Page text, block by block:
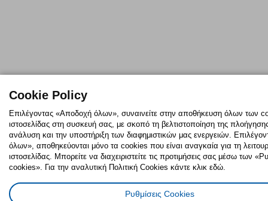
Cookie Policy
Επιλέγοντας «Αποδοχή όλων», συναινείτε στην αποθήκευση όλων των
ιστοσελίδας στη συσκευή σας, με σκοπό τη βελτιστοποίηση της
ανάλυση και την υποστήριξη των διαφημιστικών μας ενεργειών.
όλων», αποθηκεύονται μόνο τα cookies που είναι αναγκαία για τη
ιστοσελίδας. Μπορείτε να διαχειριστείτε τις προτιμήσεις σας μέσω των
cookies». Για την αναλυτική Πολιτική Cookies κάντε κλικ εδώ.
Ρυθμίσεις Cookies